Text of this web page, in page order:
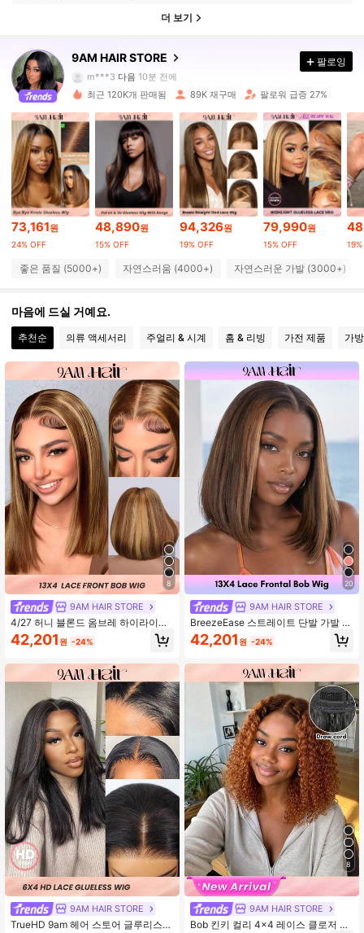
더 보기
9AM HAIR STORE
4.81
m***3 다음 10분 전에
4.81 340K 팔로워
4.81 340K 팔로워
4.81 340K 팔로워
4.81 340K 팔로워
4.81 340K 팔로워
4.81 340K 팔로워
4.81 340K 팔로워
팔로잉
최근 120K개 판매됨 89K 재구매 팔로워 급증 27%
73,161원
24% OFF
48,890원
15% OFF
94,326원
19% OFF
79,990원
15% OFF
좋은 품질 (5000+) 자연스러움 (4000+) 자연스러운 가발 (3000+)
마음에 드실 거예요.
추천순 의류 액세서리 주얼리 & 시계 홈 & 리빙 가전 제품 가
8
9AM HAIR STORE
4/27 허니 블론드 옴브레 하이라이트
13x4 투명 레이스 프론트 밥 가발 10
0% 인모 180% 밀도 스트레이트 프리
라인 설치 - 9AM 헤어 스포츠 휴가 여
행 축제 졸업 무도회 야외 코스프레 캠
퍼스 학교 해변 결혼식 캠핑 휴가 의상
여름 의상 바케이 바이브 장식품 우아
한 캐주얼 Y2k 패션 스타일 Ss25 통기
성 캡 열 조절 스트랩
42,201 원 -24%
9AM HAIR STORE
TrueHD 9am 헤어 스토어 글루리스
20
9AM HAIR STORE
BreezeEase 스트레이트 단발 가발 인
모 13x4 레이스 프론탈 가발 여성용
4/27 허니 블론드 옴브레 하이라이트
레이스 헤어 가발 180% 밀도 여름 우
아한 캐주얼 시크 Y2K 파티 웨딩 페스
티벌
42,201 원 -24%
8
9AM HAIR STORE
Bob 킨키 컬리 4x4 레이스 클로저 글